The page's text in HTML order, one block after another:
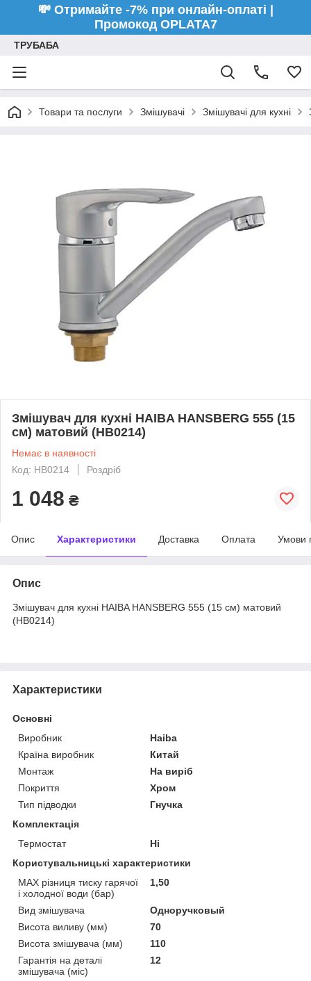
💸 Отримайте -7% при онлайн-оплаті |
Промокод OPLATA7
ТРУБАБА
Товари та послуги Змішувачі Змішувачі для кухні
Змішувач для кухні HAIBA HANSBERG 555 (15
см) матовий (HB0214)
Немає в наявності
Код: HB0214
Роздріб
1 048 ₴
Опис Характеристики Доставка Оплата Умови
Опис
Змішувач для кухні HAIBA HANSBERG 555 (15 см) матовий
(HB0214)
Характеристики
Основні
Виробник
Haiba
Країна виробник
Китай
Монтаж
На виріб
Покриття
Хром
Тип підводки
Гнучка
Комплектація
Термостат
Ні
Користувальницькі характеристики
MAX різниця тиску гарячої
і холодної води (бар)
1,50
Вид змішувача
Одноручковый
Висота виливу (мм)
70
Висота змішувача (мм)
110
Гарантія на деталі
змішувача (міс)
12